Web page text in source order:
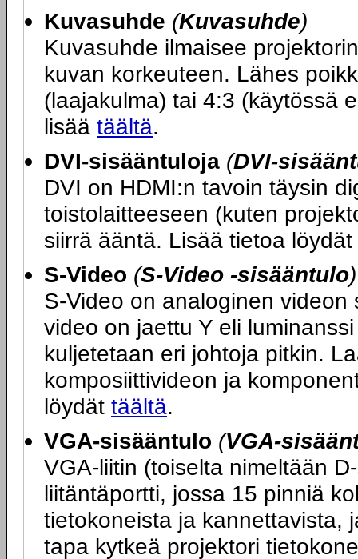
Kuvasuhde (Kuvasuhde)
Kuvasuhde ilmaisee
kuvan korkeuteen. Lähes
(laajakulma) tai 4:3 (käytössä
lisää täältä.
DVI-sisääntuloja (DVI-
DVI on HDMI:n tavoin täysin
toistolaitteeseen (kuten
siirrä ääntä. Lisää tietoa löydät
S-Video (S-Video -sisääntulo)
S-Video on analoginen
video on jaettu Y eli
kuljetetaan eri johtoja pitkin.
komposiittivideon ja
löydät täältä.
VGA-sisääntulo (VGA-
VGA-liitin (toiselta nimeltään
liitäntäportti, jossa 15 pinniä
tietokoneista ja kannettavista,
tapa kytkeä projektori